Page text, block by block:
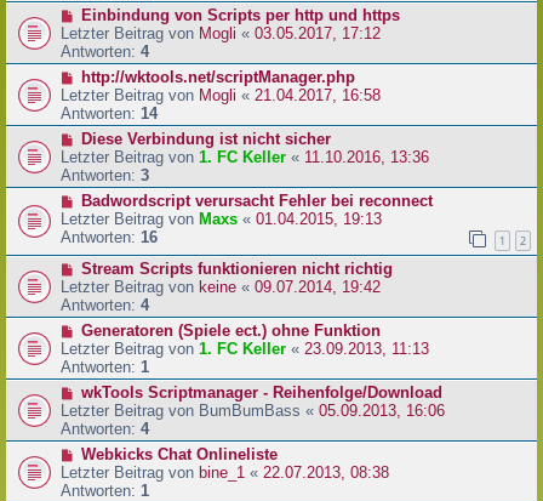
Einbindung von Scripts per http und https
Letzter Beitrag von Mogli « 03.05.2017, 17:12
Antworten: 4
http://wktools.net/scriptManager.php
Letzter Beitrag von Mogli « 21.04.2017, 16:58
Antworten: 14
Diese Verbindung ist nicht sicher
Letzter Beitrag von 1. FC Keller « 11.10.2016, 13:36
Antworten: 3
Badwordscript verursacht Fehler bei reconnect
Letzter Beitrag von Maxs « 01.04.2015, 19:13
Antworten: 16 1 2
Stream Scripts funktionieren nicht richtig
Letzter Beitrag von keine « 09.07.2014, 19:42
Antworten: 4
Generatoren (Spiele ect.) ohne Funktion
Letzter Beitrag von 1. FC Keller « 23.09.2013, 11:13
Antworten: 1
wkTools Scriptmanager - Reihenfolge/Download
Letzter Beitrag von BumBumBass « 05.09.2013, 16:06
Antworten: 4
Webkicks Chat Onlineliste
Letzter Beitrag von bine_1 « 22.07.2013, 08:38
Antworten: 1